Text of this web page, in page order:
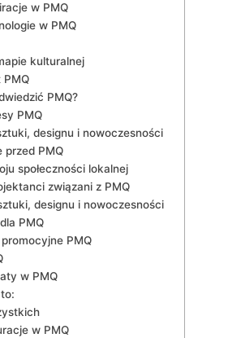
w ‌PMQ
‍w​ PMQ
kulturalnej
PMQ?
PMQ
designu​ i nowoczesności
​przed PMQ
społeczności lokalnej
związani‌ z PMQ
designu i nowoczesności
PMQ
PMQ
w ​PMQ
w PMQ